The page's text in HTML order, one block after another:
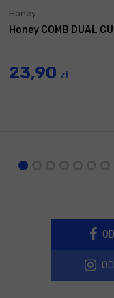
Honey
Honey COMB DUAL
23,90 zł